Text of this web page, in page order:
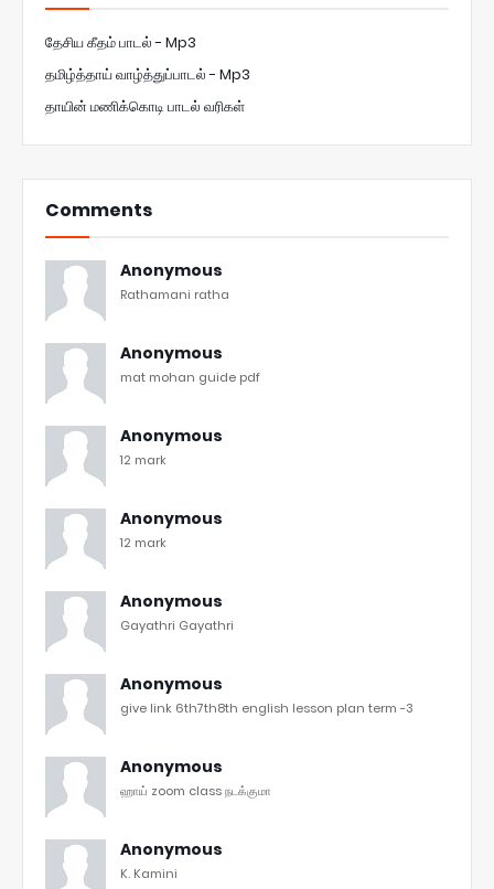
தேசிய கீதம் பாடல் - Mp3
தமிழ்த்தாய் வாழ்த்துப்பாடல் - Mp3
தாயின் மணிக்கொடி பாடல் வரிகள்
Comments
Anonymous
Rathamani ratha
Anonymous
mat mohan guide pdf
Anonymous
12 mark
Anonymous
12 mark
Anonymous
Gayathri Gayathri
Anonymous
give link 6th7th8th english lesson plan term -3
Anonymous
ஹாய் zoom class நடக்குமா
Anonymous
K. Kamini